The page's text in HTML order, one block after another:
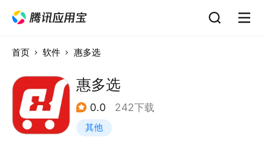
首页 软件 惠多选
惠多选
0.0 242下载
其他